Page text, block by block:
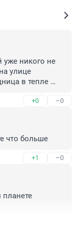
уже никого не
улице
в тепле
+0 –0
что больше
+1 –0
планете